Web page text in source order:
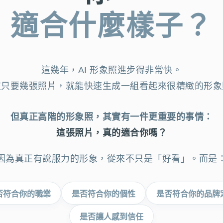
適合什麼樣子？
這幾年，AI 形象照進步得非常快。
要幾張照片，就能快速生成一組看起來很精緻的形象
但真正高階的形象照，其實有一件更重要的事情：
這張照片，真的適合你嗎？
為真正有說服力的形象，從來不只是「好看」。而是：
符合你的職業 是否符合你的個性 是否符合你的品牌
是否讓人感到信任